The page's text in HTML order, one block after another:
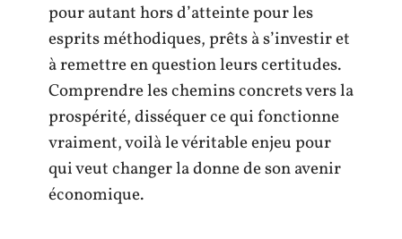
pour autant hors d’atteinte pour les
esprits méthodiques, prêts à s’investir et
à remettre en question leurs certitudes.
Comprendre les chemins concrets vers la
prospérité, disséquer ce qui fonctionne
vraiment, voilà le véritable enjeu pour
qui veut changer la donne de son avenir
économique.